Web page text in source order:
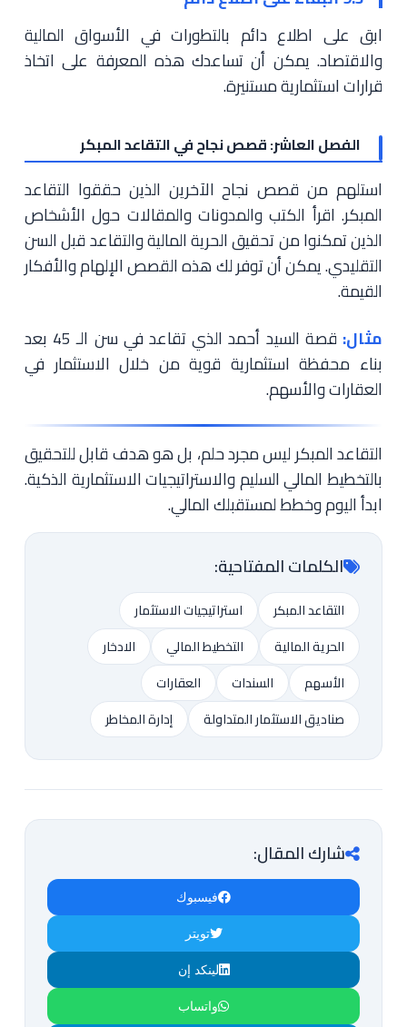
ابق على اطلاع دائم بالتطورات في الأسواق المالية
والاقتصاد. يمكن أن تساعدك هذه المعرفة على اتخاذ
قرارات استثمارية مستنيرة.
الفصل العاشر: قصص نجاح في التقاعد المبكر
استلهم من قصص نجاح الآخرين الذين حققوا التقاعد
المبكر. اقرأ الكتب والمدونات والمقالات حول الأشخاص
الذين تمكنوا من تحقيق الحرية المالية والتقاعد قبل السن
التقليدي. يمكن أن توفر لك هذه القصص الإلهام والأفكار
القيمة.
مثال:
قصة السيد أحمد الذي تقاعد في سن الـ 45 بعد
بناء محفظة استثمارية قوية من خلال الاستثمار في
العقارات والأسهم.
التقاعد المبكر ليس مجرد حلم، بل هو هدف قابل للتحقيق
بالتخطيط المالي السليم والاستراتيجيات الاستثمارية الذكية.
ابدأ اليوم وخطط لمستقبلك المالي.
الكلمات المفتاحية:
التقاعد المبكر
استراتيجيات الاستثمار
الحرية المالية
التخطيط المالي
الادخار
الأسهم
السندات
العقارات
صناديق الاستثمار المتداولة
إدارة المخاطر
شارك المقال:
فيسبوك
تويتر
لينكد إن
واتساب